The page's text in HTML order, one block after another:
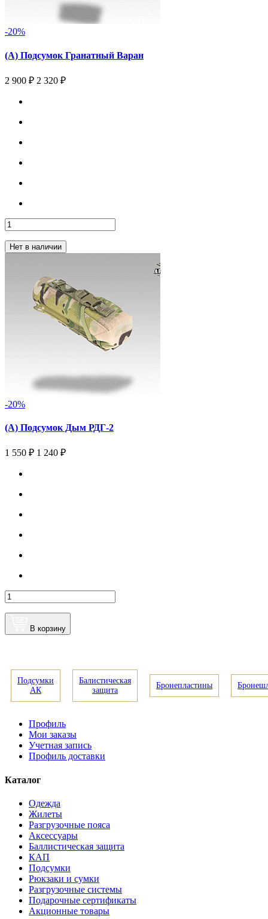
-20%
(А) Подсумок Гранатный Варан
2 900 ₽ 2 320 ₽
Нет в наличии
-20%
(А) Подсумок Дым РДГ-2
1 550 ₽ 1 240 ₽
В корзину
Подсумки
АК
Балистическая
защита
Бронепластины
Профиль
Мои заказы
Учетная запись
Профиль доставки
Каталог
Одежда
Жилеты
Разгрузочные пояса
Аксессуары
Баллистическая защита
КАП
Подсумки
Рюкзаки и сумки
Разгрузочные системы
Подарочные сертификаты
Акционные товары